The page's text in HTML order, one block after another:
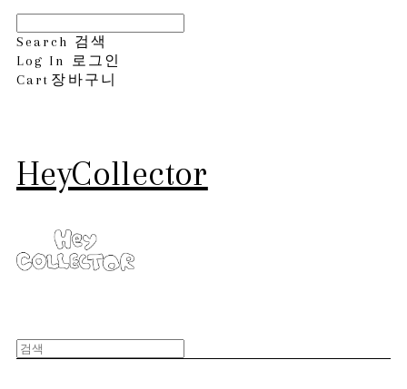
Search 검색
Log In
로그인
Cart 장바구니
HeyCollector